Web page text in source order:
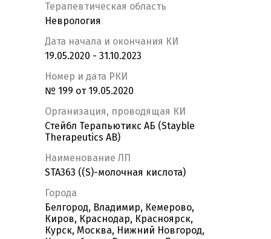
Терапевтическая область
Неврология
Дата начала и окончания КИ
19.05.2020 - 31.10.2023
Номер и дата РКИ
№ 199 от 19.05.2020
Организация, проводящая КИ
Стейбл Терапьютикс AБ (Stayble
Therapeutics AB)
Наименование ЛП
STA363 ((S)-молочная кислота)
Города
Белгород, Владимир, Кемерово,
Киров, Краснодар, Красноярск,
Курск, Москва, Нижний Новгород,